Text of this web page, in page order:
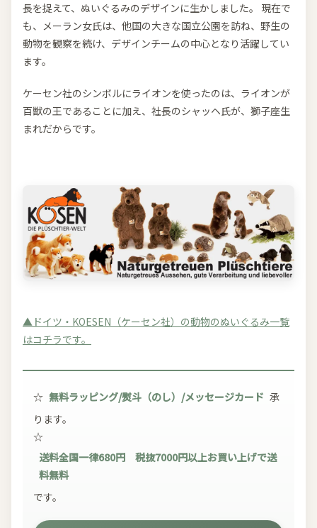
長を捉えて、ぬいぐるみのデザインに生かしました。 現在で
も、メーラン女氏は、他国の大きな国立公園を訪ね、野生の
動物を観察を続け、デザインチームの中心となり活躍してい
ます。
ケーセン社のシンボルにライオンを使ったのは、ライオンが
百獣の王であることに加え、社長のシャッヘ氏が、獅子座生
まれだからです。
▲ドイツ・KOESEN（ケーセン社）の動物のぬいぐるみ一覧
はコチラです。
☆ 無料ラッピング/熨斗（のし）/メッセージカード 承
ります。
☆
送料全国一律680円 税抜7000円以上お買い上げで送
料無料
です。